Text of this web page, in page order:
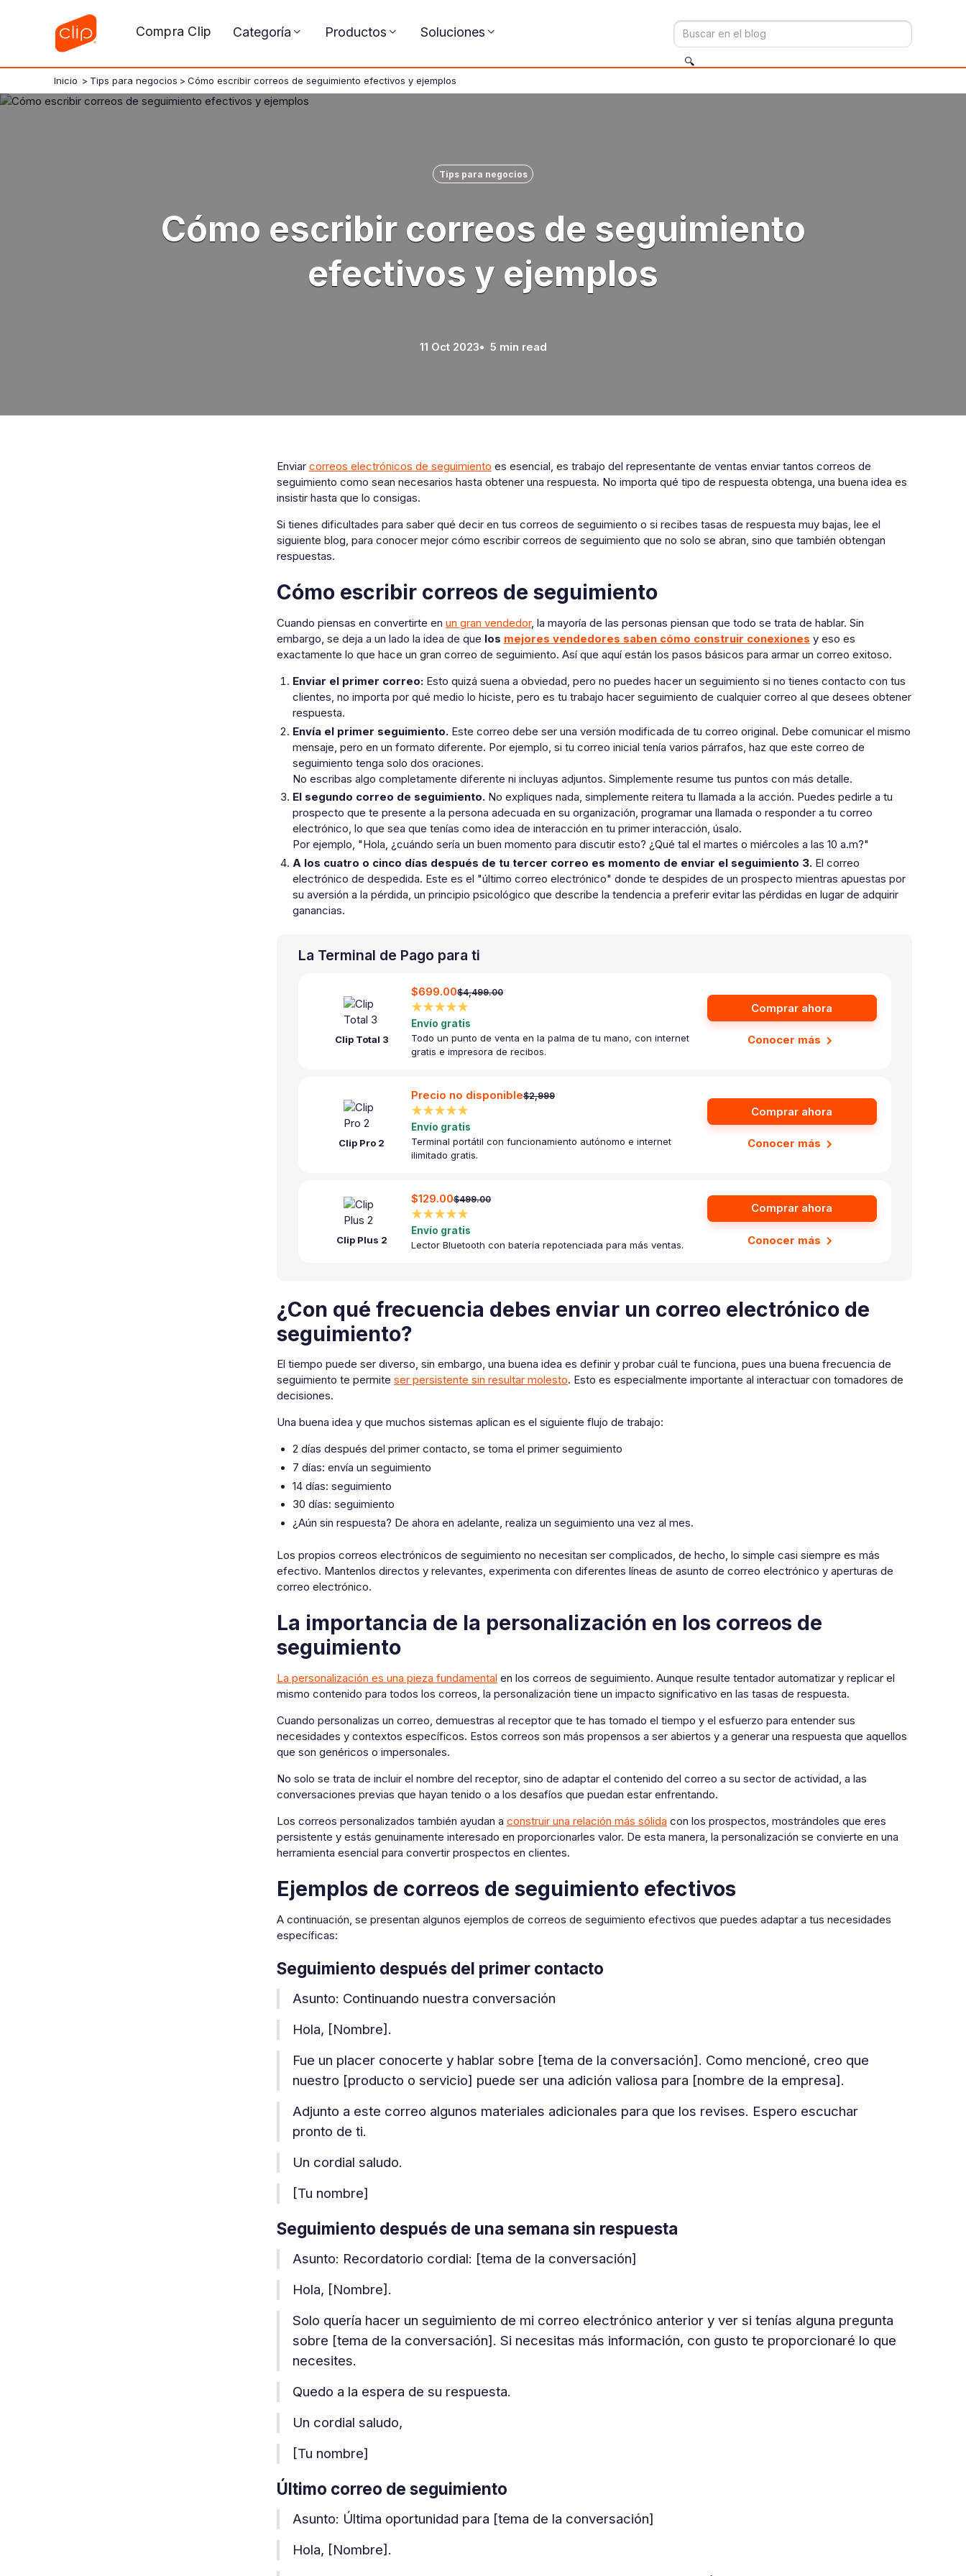
Compra Clip Categoría Productos Soluciones
Inicio > Tips para negocios > Cómo escribir correos de seguimiento efectivos y ejemplos
Tips para negocios
Cómo escribir correos de seguimiento
efectivos y ejemplos
11 Oct 2023• 5 min read
Enviar correos electrónicos de seguimiento es esencial, es trabajo del representante de ventas enviar tantos correos de
seguimiento como sean necesarios hasta obtener una respuesta. No importa qué tipo de respuesta obtenga, una buena idea es
insistir hasta que lo consigas.
Si tienes dificultades para saber qué decir en tus correos de seguimiento o si recibes tasas de respuesta muy bajas, lee el
siguiente blog, para conocer mejor cómo escribir correos de seguimiento que no solo se abran, sino que también obtengan
respuestas.
Cómo escribir correos de seguimiento
Cuando piensas en convertirte en un gran vendedor, la mayoría de las personas piensan que todo se trata de hablar. Sin
embargo, se deja a un lado la idea de que los mejores vendedores saben cómo construir conexiones y eso es
exactamente lo que hace un gran correo de seguimiento. Así que aquí están los pasos básicos para armar un correo exitoso.
Enviar el primer correo: Esto quizá suena a obviedad, pero no puedes hacer un seguimiento si no tienes contacto con tus
clientes, no importa por qué medio lo hiciste, pero es tu trabajo hacer seguimiento de cualquier correo al que desees obtener
respuesta.
Envía el primer seguimiento. Este correo debe ser una versión modificada de tu correo original. Debe comunicar el mismo
mensaje, pero en un formato diferente. Por ejemplo, si tu correo inicial tenía varios párrafos, haz que este correo de
seguimiento tenga solo dos oraciones.
No escribas algo completamente diferente ni incluyas adjuntos. Simplemente resume tus puntos con más detalle.
El segundo correo de seguimiento. No expliques nada, simplemente reitera tu llamada a la acción. Puedes pedirle a tu
prospecto que te presente a la persona adecuada en su organización, programar una llamada o responder a tu correo
electrónico, lo que sea que tenías como idea de interacción en tu primer interacción, úsalo.
Por ejemplo, "Hola, ¿cuándo sería un buen momento para discutir esto? ¿Qué tal el martes o miércoles a las 10 a.m?"
A los cuatro o cinco días después de tu tercer correo es momento de enviar el seguimiento 3. El correo
electrónico de despedida. Este es el "último correo electrónico" donde te despides de un prospecto mientras apuestas por
su aversión a la pérdida, un principio psicológico que describe la tendencia a preferir evitar las pérdidas en lugar de adquirir
ganancias.
La Terminal de Pago para ti
Clip Total 3
$699.00$4,499.00
★★★★★
Envío gratis
Todo un punto de venta en la palma de tu mano, con internet
gratis e impresora de recibos.
Comprar ahora
Conocer más
Clip Pro 2
Precio no disponible$2,999
★★★★★
Envío gratis
Terminal portátil con funcionamiento autónomo e internet
ilimitado gratis.
Comprar ahora
Conocer más
Clip Plus 2
$129.00$499.00
★★★★★
Envío gratis
Lector Bluetooth con batería repotenciada para más ventas.
Comprar ahora
Conocer más
¿Con qué frecuencia debes enviar un correo electrónico de
seguimiento?
El tiempo puede ser diverso, sin embargo, una buena idea es definir y probar cuál te funciona, pues una buena frecuencia de
seguimiento te permite ser persistente sin resultar molesto. Esto es especialmente importante al interactuar con tomadores de
decisiones.
Una buena idea y que muchos sistemas aplican es el siguiente flujo de trabajo:
2 días después del primer contacto, se toma el primer seguimiento
7 días: envía un seguimiento
14 días: seguimiento
30 días: seguimiento
¿Aún sin respuesta? De ahora en adelante, realiza un seguimiento una vez al mes.
Los propios correos electrónicos de seguimiento no necesitan ser complicados, de hecho, lo simple casi siempre es más
efectivo. Mantenlos directos y relevantes, experimenta con diferentes líneas de asunto de correo electrónico y aperturas de
correo electrónico.
La importancia de la personalización en los correos de
seguimiento
La personalización es una pieza fundamental en los correos de seguimiento. Aunque resulte tentador automatizar y replicar el
mismo contenido para todos los correos, la personalización tiene un impacto significativo en las tasas de respuesta.
Cuando personalizas un correo, demuestras al receptor que te has tomado el tiempo y el esfuerzo para entender sus
necesidades y contextos específicos. Estos correos son más propensos a ser abiertos y a generar una respuesta que aquellos
que son genéricos o impersonales.
No solo se trata de incluir el nombre del receptor, sino de adaptar el contenido del correo a su sector de actividad, a las
conversaciones previas que hayan tenido o a los desafíos que puedan estar enfrentando.
Los correos personalizados también ayudan a construir una relación más sólida con los prospectos, mostrándoles que eres
persistente y estás genuinamente interesado en proporcionarles valor. De esta manera, la personalización se convierte en una
herramienta esencial para convertir prospectos en clientes.
Ejemplos de correos de seguimiento efectivos
A continuación, se presentan algunos ejemplos de correos de seguimiento efectivos que puedes adaptar a tus necesidades
específicas:
Seguimiento después del primer contacto
Asunto: Continuando nuestra conversación
Hola, [Nombre].
Fue un placer conocerte y hablar sobre [tema de la conversación]. Como mencioné, creo que
nuestro [producto o servicio] puede ser una adición valiosa para [nombre de la empresa].
Adjunto a este correo algunos materiales adicionales para que los revises. Espero escuchar
pronto de ti.
Un cordial saludo.
[Tu nombre]
Seguimiento después de una semana sin respuesta
Asunto: Recordatorio cordial: [tema de la conversación]
Hola, [Nombre].
Solo quería hacer un seguimiento de mi correo electrónico anterior y ver si tenías alguna pregunta
sobre [tema de la conversación]. Si necesitas más información, con gusto te proporcionaré lo que
necesites.
Quedo a la espera de su respuesta.
Un cordial saludo,
[Tu nombre]
Último correo de seguimiento
Asunto: Última oportunidad para [tema de la conversación]
Hola, [Nombre].